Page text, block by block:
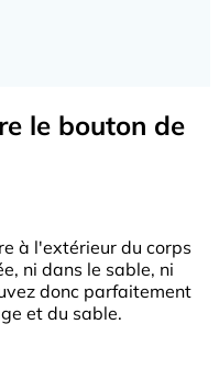
le bouton de
à l'extérieur du corps
ni dans le sable, ni
donc parfaitement
et du sable.